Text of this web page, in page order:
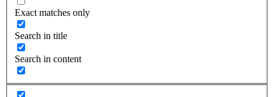
Exact matches only
Search in title
Search in content